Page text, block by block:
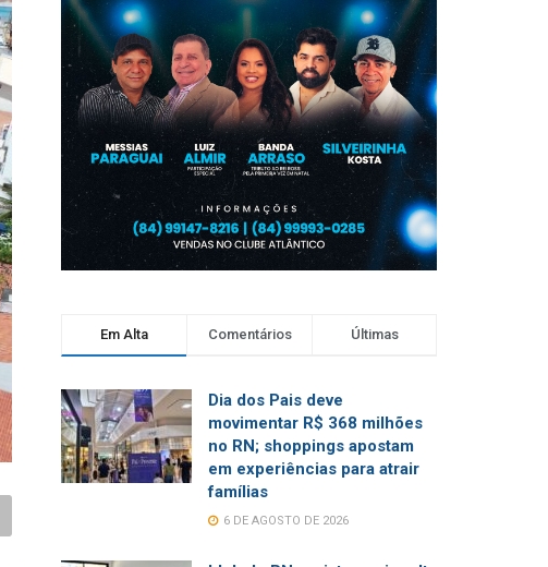
Em Alta Comentários Últimas
Dia dos Pais deve
movimentar R$ 368 milhões
no RN; shoppings apostam
em experiências para atrair
famílias
6 DE AGOSTO DE 2026